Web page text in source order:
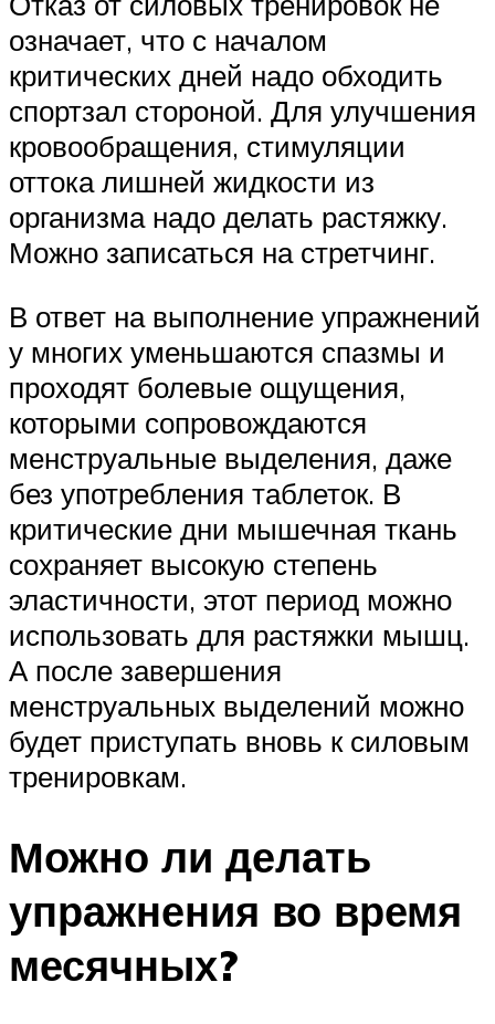
означает, что с началом
критических дней надо обходить
спортзал стороной. Для улучшения
кровообращения, стимуляции
оттока лишней жидкости из
организма надо делать растяжку.
Можно записаться на стретчинг.
В ответ на выполнение упражнений
у многих уменьшаются спазмы и
проходят болевые ощущения,
которыми сопровождаются
менструальные выделения, даже
без употребления таблеток. В
критические дни мышечная ткань
сохраняет высокую степень
эластичности, этот период можно
использовать для растяжки мышц.
А после завершения
менструальных выделений можно
будет приступать вновь к силовым
тренировкам.
Можно ли делать
упражнения во время
месячных?